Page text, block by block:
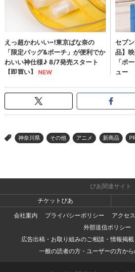
> 神奈川県 その他 アニメ 新商品
ぴあ関連サイト
チケットぴあ
会社案内
プライバシーポリシー
アクセ
外部送信ポリシー
広告出稿・お取り組みのご相談・情報掲
一般の読者の方・ユーザーの方か